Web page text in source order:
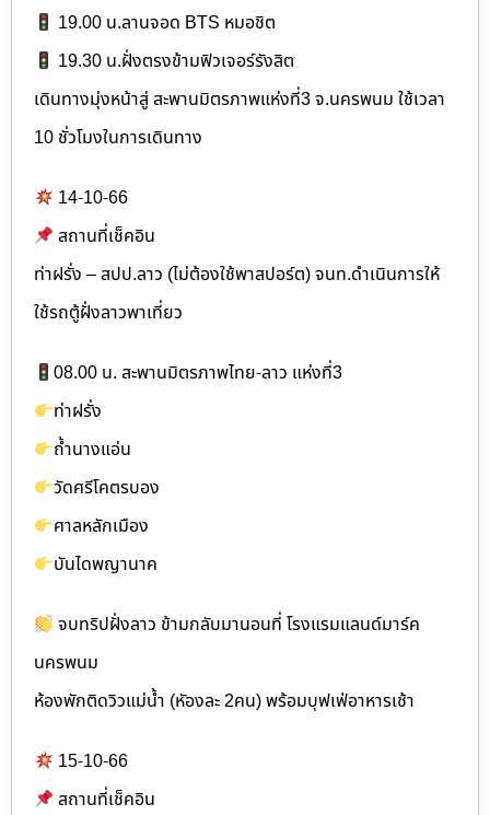
19.00 น.ลานจอด BTS หมอชิต
19.30 น.ฝั่งตรงข้ามฟิวเจอร์รังสิต
เดินทางมุ่งหน้าสู่ สะพานมิตรภาพแห่งที่3 จ.นครพนม ใช้เวลา
10 ชั่วโมงในการเดินทาง
14-10-66
สถานที่เช็คอิน
ท่าฝรั่ง – สปป.ลาว (ไม่ต้องใช้พาสปอร์ต) จนท.ดำเนินการให้
ใช้รถตู้ฝั่งลาวพาเที่ยว
08.00 น. สะพานมิตรภาพไทย-ลาว แห่งที่3
ท่าฝรั่ง
ถ้ำนางแอ่น
วัดศรีโคตรบอง
ศาลหลักเมือง
บันไดพญานาค
จบทริปฝั่งลาว ข้ามกลับมานอนที่ โรงแรมแลนด์มาร์ค
นครพนม
ห้องพักติดวิวแม่น้ำ (หัองละ 2คน) พร้อมบุฟเฟ่อาหารเช้า
15-10-66
สถานที่เช็คอิน